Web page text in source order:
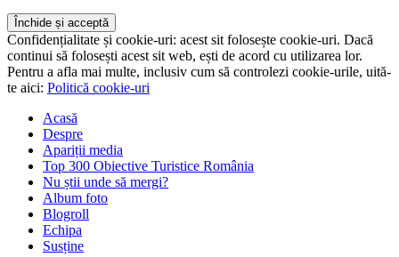
Confidențialitate și cookie-uri: acest sit folosește cookie-uri. Dacă
continui să folosești acest sit web, ești de acord cu utilizarea lor.
Pentru a afla mai multe, inclusiv cum să controlezi cookie-urile, uită-
te aici: Politică cookie-uri
Acasă
Despre
Apariții media
Top 300 Obiective Turistice România
Nu știi unde să mergi?
Album foto
Blogroll
Echipa
Susține